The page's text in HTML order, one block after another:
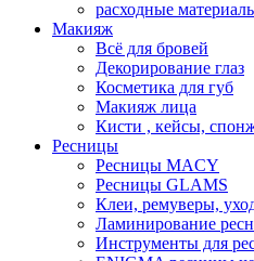
расходные
Макияж
Всё для бровей
Декорирование глаз
Косметика для губ
Макияж лица
Кисти , кейсы,
Ресницы
Ресницы MACY
Ресницы GLAMS
Клеи, ремуверы,
Ламинирование
Инструменты для